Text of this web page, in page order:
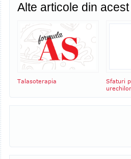
Alte articole din
Talasoterapia
Sfaturi
urechilor